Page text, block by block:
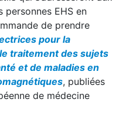
EHS en
de prendre
pour la
traitement des sujets
et de maladies en
, publiées
de médecine